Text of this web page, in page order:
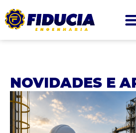
NOVIDADES E